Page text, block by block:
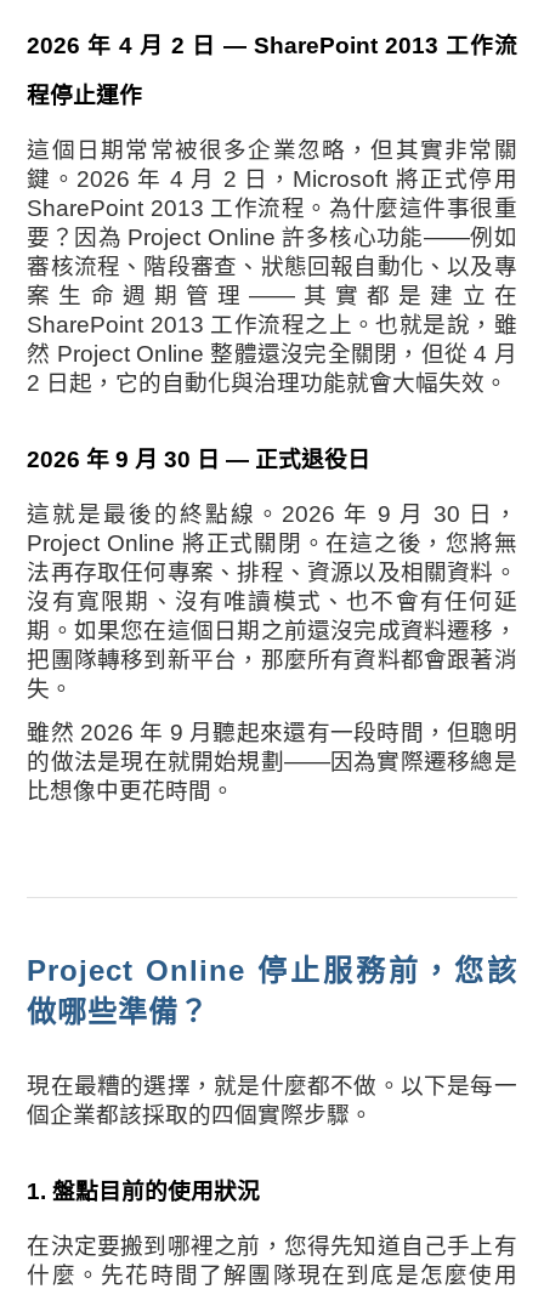
2026 年 4 月 2 日 — SharePoint 2013 工作流
程停止運作
這個日期常常被很多企業忽略，但其實非常關
鍵。2026 年 4 月 2 日，Microsoft 將正式停用
SharePoint 2013 工作流程。為什麼這件事很重
要？因為 Project Online 許多核心功能——例如
審核流程、階段審查、狀態回報自動化、以及專
案生命週期管理——其實都是建立在
SharePoint 2013 工作流程之上。也就是說，雖
然 Project Online 整體還沒完全關閉，但從 4 月
2 日起，它的自動化與治理功能就會大幅失效。
2026 年 9 月 30 日 — 正式退役日
這就是最後的終點線。2026 年 9 月 30 日，
Project Online 將正式關閉。在這之後，您將無
法再存取任何專案、排程、資源以及相關資料。
沒有寬限期、沒有唯讀模式、也不會有任何延
期。如果您在這個日期之前還沒完成資料遷移，
把團隊轉移到新平台，那麼所有資料都會跟著消
失。
雖然 2026 年 9 月聽起來還有一段時間，但聰明
的做法是現在就開始規劃——因為實際遷移總是
比想像中更花時間。
Project Online 停止服務前，您該
做哪些準備？
現在最糟的選擇，就是什麼都不做。以下是每一
個企業都該採取的四個實際步驟。
1. 盤點目前的使用狀況
在決定要搬到哪裡之前，您得先知道自己手上有
什麼。先花時間了解團隊現在到底是怎麼使用